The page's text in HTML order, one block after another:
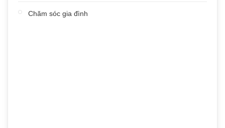
Chăm sóc gia đình